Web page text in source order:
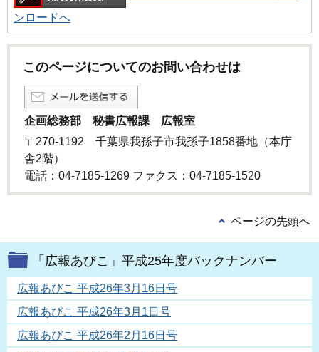
ンロードへ
このページについてのお問い合わせは
企画総務部 秘書広報課 広報室
〒270-1192 千葉県我孫子市我孫子1858番地（本庁
舎2階）
電話：04-7185-1269 ファクス：04-7185-1520
ページの先頭へ
「広報あびこ」平成25年度バックナンバー
広報あびこ 平成26年3月16日号
広報あびこ 平成26年3月1日号
広報あびこ 平成26年2月16日号